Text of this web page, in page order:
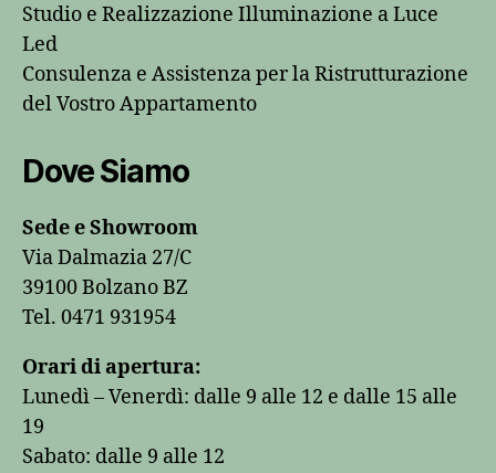
Studio e Realizzazione Illuminazione a Luce
Led
Consulenza e Assistenza per la Ristrutturazione
del Vostro Appartamento
Dove Siamo
Sede e Showroom
Via Dalmazia 27/C
39100 Bolzano BZ
Tel. 0471 931954
Orari di apertura:
Lunedì – Venerdì: dalle 9 alle 12 e dalle 15 alle
19
Sabato: dalle 9 alle 12